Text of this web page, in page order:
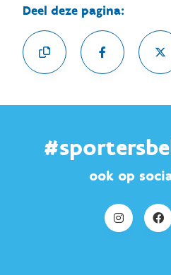
Deel deze pagina:
ook op